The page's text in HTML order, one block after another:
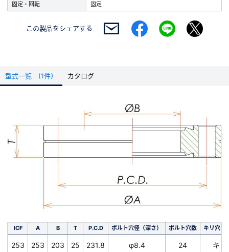
固定・回転
固定
この製品をシェアする
型式一覧 (1件） カタログ
ICF A B T P.C.D ボルト穴径（深さ） ボルト穴数 キリ穴・
253 253 203 25 231.8 φ8.4 24 キリ